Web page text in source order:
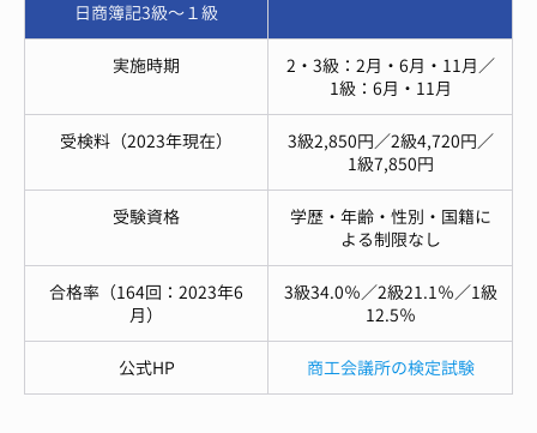
日商簿記3級〜１級
実施時期
2・3級：2月・6月・11月／
1級：6月・11月
受検料（2023年現在）
3級2,850円／2級4,720円／
1級7,850円
受験資格
学歴・年齢・性別・国籍に
よる制限なし
合格率（164回：2023年6
月）
3級34.0％／2級21.1％／1級
12.5％
公式HP 商工会議所の検定試験